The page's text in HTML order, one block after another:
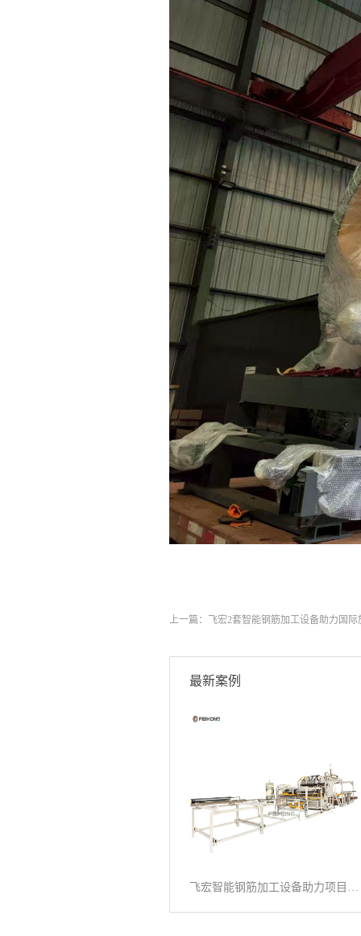
上一篇： 飞宏2套智能钢筋加工设备助力国
最新案例
飞宏智能钢筋加工设备助力项目施工建设